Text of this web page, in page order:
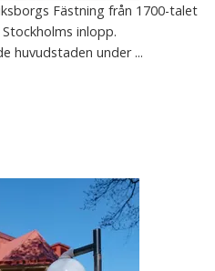
Fästning från 1700-talet
inlopp.
huvudstaden under ...